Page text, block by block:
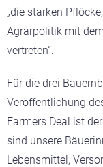
„die starken
Agrarpolitik mit
vertreten“.
Für die drei
Veröffentlichung
Farmers Deal ist
sind unsere
Lebensmittel,